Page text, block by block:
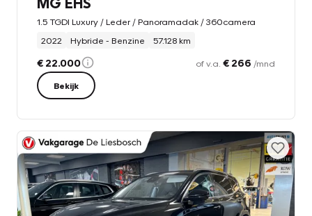
1.5 TGDI Luxury / Leder / Panoramadak / 360camera
2022
Hybride - Benzine 57.128 km
€ 22.000 of v.a. € 266 /mnd
Bekijk